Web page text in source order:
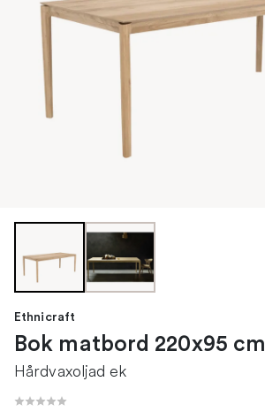
Ethnicraft
Bok matbord 220x95 cm
Hårdvaxoljad ek